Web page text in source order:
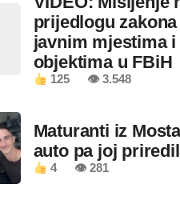
prijedlogu
javnim mjestima
objektima u FBiH
125 👁 3.548
Maturanti iz
auto pa joj
4 👁 281